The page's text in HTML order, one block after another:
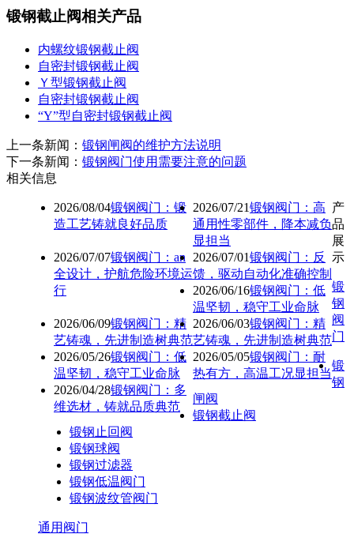
锻钢截止阀相关产品
内螺纹锻钢截止阀
自密封锻钢截止阀
Ｙ型锻钢截止阀
自密封锻钢截止阀
“Y”型自密封锻钢截止阀
上一条新闻： 锻钢闸阀的维护方法说明
下一条新闻： 锻钢阀门使用需要注意的问题
相关信息
2026/08/04锻钢阀门：锻
造工艺铸就良好品质
2026/07/21锻钢阀门：高
通用性零部件，降本减负
显担当
2026/07/07锻钢阀门：an
全设计，护航危险环境运
行
2026/07/01锻钢阀门：反
馈，驱动自动化准确控制
2026/06/16锻钢阀门：低
温坚韧，稳守工业命脉
2026/06/09锻钢阀门：精
艺铸魂，先进制造树典范
2026/06/03锻钢阀门：精
艺铸魂，先进制造树典范
2026/05/26锻钢阀门：低
温坚韧，稳守工业命脉
2026/05/05锻钢阀门：耐
热有方，高温工况显担当
2026/04/28锻钢阀门：多
维选材，铸就品质典范
产
品
展
示
锻
钢
阀
门
锻
钢
闸阀
锻钢截止阀
锻钢止回阀
锻钢球阀
锻钢过滤器
锻钢低温阀门
锻钢波纹管阀门
通用阀门